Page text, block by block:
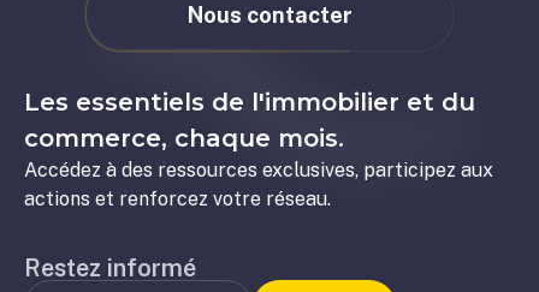
Nous contacter
Les essentiels de l'immobilier et du
commerce, chaque mois.
Accédez à des ressources exclusives, participez aux
actions et renforcez votre réseau.
Restez informé